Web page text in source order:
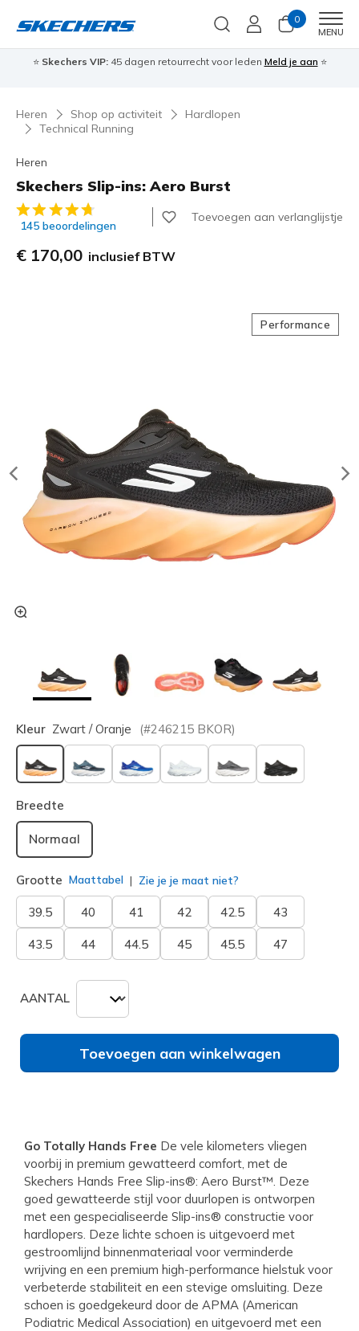
0
MENU
⭐ Skechers VIP:45 dagen retourrecht voor leden Meld je aan ⭐
Heren Shop op activiteit
Hardlopen
Technical Running
Heren
Skechers Slip-ins: Aero Burst
5 van de 5 klantbeoordelingen
145 beoordelingen
Toevoegen aan verlanglijstje
€ 170,00 inclusief BTW
Performance
Kleur Zwart / Oranje (#246215 BKOR)
geselecteerd
Breedte
Normaal
Grootte Maattabel Zie je je maat niet?
39.5 40 41 42 42.5 43
43.5 44 44.5 45 45.5 47
AANTAL
Toevoegen aan winkelwagen
Go Totally Hands Free De vele kilometers vliegen
voorbij in premium gewatteerd comfort, met de
Skechers Hands Free Slip-ins®: Aero Burst™. Deze
goed gewatteerde stijl voor duurlopen is ontworpen
met een gespecialiseerde Slip-ins® constructie voor
hardlopers. Deze lichte schoen is uitgevoerd met
gestroomlijnd binnenmateriaal voor verminderde
wrijving en een premium high-performance hielstuk voor
verbeterde stabiliteit en een stevige omsluiting. Deze
schoen is goedgekeurd door de APMA (American
Podiatric Medical Association) en uitgevoerd met een